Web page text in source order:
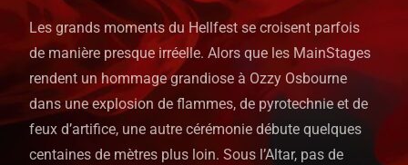
Les grands moments du Hellfest se croisent parfois
de manière presque irréelle. Alors que les MainStages
rendent un hommage grandiose à Ozzy Osbourne
dans une explosion de flammes, de pyrotechnie et de
feux d’artifice, une autre cérémonie débute quelques
centaines de mètres plus loin. Sous l’Altar, pas de